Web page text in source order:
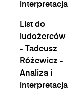
interpretacja
List do
ludożerców
- Tadeusz
Różewicz -
Analiza i
interpretacja